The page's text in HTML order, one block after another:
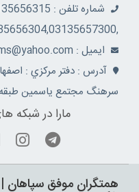
شماره تلفن :
,03135657355,03135656304,03135657300
ايميل : Javan_hms@yahoo.com
آدرس : دفتر مرکزي :
سرهنگ مجتمع ياسمين طبقه
مارا در شبکه
همتگران موفق سپاهان |